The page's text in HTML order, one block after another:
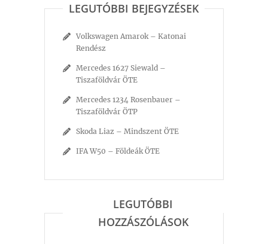
LEGUTÓBBI BEJEGYZÉSEK
Volkswagen Amarok – Katonai
Rendész
Mercedes 1627 Siewald –
Tiszaföldvár ÖTE
Mercedes 1234 Rosenbauer –
Tiszaföldvár ÖTP
Skoda Liaz – Mindszent ÖTE
IFA W50 – Földeák ÖTE
LEGUTÓBBI
HOZZÁSZÓLÁSOK